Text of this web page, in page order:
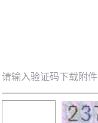
请输入验证码下载附件